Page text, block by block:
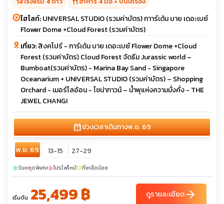
ไฮไลท์:UNIVERSAL STUDIO (รวมค่าบัตร) กาาร์เด้น บาย เดอะเบย์
Flower Dome +Cloud Forest (รวมค่าบัตร)
เที่ยว:สิงคโปร์ - การ์เด้น บาย เดอะเบย์ Flower Dome +Cloud
Forest (รวมค่าบัตร) Cloud Forest จัดธีม Jurassic world –
Bumboat(รวมค่าบัตร) - Marina Bay Sand - Singapore
Oceanarium + UNIVERSAL STUDIO (รวมค่าบัตร) – Shopping
Orchard - เมอร์ไลอ้อน - ไชน่าทาวน์ – น้ำพุแห่งความมั่งคั่ง - THE
JEWEL CHANGI
calendar_monthช่วงเวลาเดินทางพ.ย. 69
พ.ย. 69 13-15 27-29
sunnyวันหยุดพิเศษlocal_fire_departmentโปรไฟไหม้confirmation_numberที่เหลือน้อย
เริ่มต้น 25,499 ฿ ดูรายละเอียดarrow_forward